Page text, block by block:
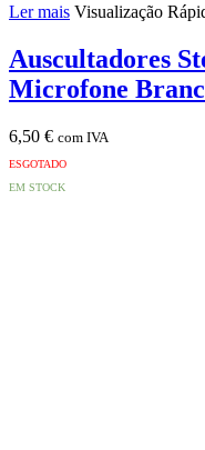
Ler mais Visualização
Auscultadores
Microfone
6,50 € com IVA
ESGOTADO
EM STOCK